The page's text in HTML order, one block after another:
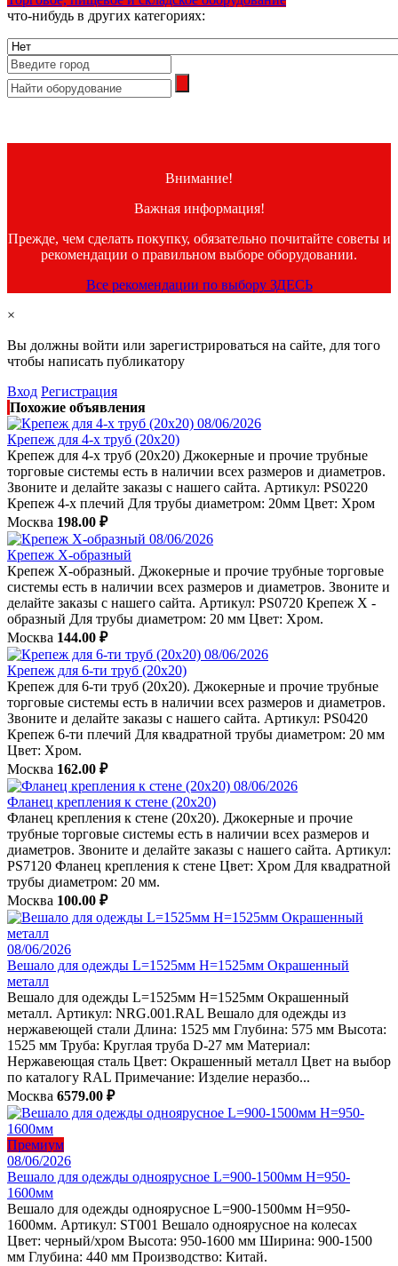
что-нибудь в других категориях:
Внимание!
Важная информация!
Прежде, чем сделать покупку, обязательно почитайте советы и
рекомендации о правильном выборе оборудовании.
Все рекомендации по выбору ЗДЕСЬ
×
Вы должны войти или зарегистрироваться на сайте, для того
чтобы написать публикатору
Вход Регистрация
Похожие объявления
08/06/2026
Крепеж для 4-х труб (20x20)
Крепеж для 4-х труб (20x20) Джокерные и прочие трубные
торговые системы есть в наличии всех размеров и диаметров.
Звоните и делайте заказы с нашего сайта. Артикул: PS0220
Крепеж 4-х плечий Для трубы диаметром: 20мм Цвет: Хром
Москва 198.00 ₽
08/06/2026
Крепеж Х-образный
Крепеж Х-образный. Джокерные и прочие трубные торговые
системы есть в наличии всех размеров и диаметров. Звоните и
делайте заказы с нашего сайта. Артикул: PS0720 Крепеж Х -
образный Для трубы диаметром: 20 мм Цвет: Хром.
Москва 144.00 ₽
08/06/2026
Крепеж для 6-ти труб (20х20)
Крепеж для 6-ти труб (20х20). Джокерные и прочие трубные
торговые системы есть в наличии всех размеров и диаметров.
Звоните и делайте заказы с нашего сайта. Артикул: PS0420
Крепеж 6-ти плечий Для квадратной трубы диаметром: 20 мм
Цвет: Хром.
Москва 162.00 ₽
08/06/2026
Фланец крепления к стене (20х20)
Фланец крепления к стене (20х20). Джокерные и прочие
трубные торговые системы есть в наличии всех размеров и
диаметров. Звоните и делайте заказы с нашего сайта. Артикул:
PS7120 Фланец крепления к стене Цвет: Хром Для квадратной
трубы диаметром: 20 мм.
Москва 100.00 ₽
08/06/2026
Вешало для одежды L=1525мм H=1525мм Окрашенный
металл
Вешало для одежды L=1525мм H=1525мм Окрашенный
металл. Артикул: NRG.001.RAL Вешало для одежды из
нержавеющей стали Длина: 1525 мм Глубина: 575 мм Высота:
1525 мм Труба: Круглая труба D-27 мм Материал:
Нержавеющая сталь Цвет: Окрашенный металл Цвет на выбор
по каталогу RAL Примечание: Изделие неразбо...
Москва 6579.00 ₽
Премиум
08/06/2026
Вешало для одежды одноярусное L=900-1500мм H=950-
1600мм
Вешало для одежды одноярусное L=900-1500мм H=950-
1600мм. Артикул: ST001 Вешало одноярусное на колесах
Цвет: черный/хром Высота: 950-1600 мм Ширина: 900-1500
мм Глубина: 440 мм Производство: Китай.